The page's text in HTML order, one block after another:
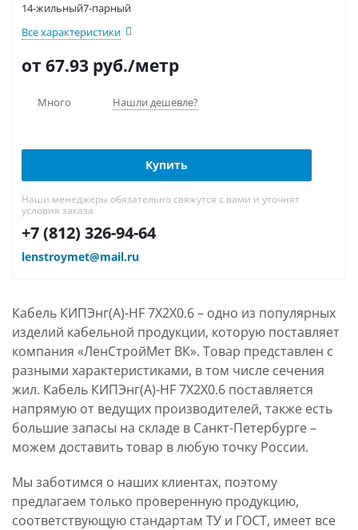
14-жильный7-парный
Все характеристики
от 67.93 руб./метр
Много Нашли дешевле?
Купить
Наши менеджеры обязательно свяжутся с вами и уточнят
условия заказа
+7 (812) 326-94-64
lenstroymet@mail.ru
Кабель КИПЭнг(А)-HF 7Х2Х0.6 – одно из популярных
изделий кабельной продукции, которую поставляет
компания «ЛенСтройМет ВК». Товар представлен с
разными характеристиками, в том числе сечения
жил. Кабель КИПЭнг(А)-HF 7Х2Х0.6 поставляется
напрямую от ведущих производителей, также есть
большие запасы на складе в Санкт-Петербурге –
можем доставить товар в любую точку России.
Мы заботимся о наших клиентах, поэтому
предлагаем только проверенную продукцию,
соответствующую стандартам ТУ и ГОСТ, имеет все